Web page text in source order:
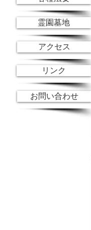
霊園墓地
お問い合わせ
アクセス
リンク